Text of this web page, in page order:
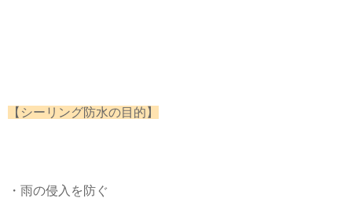
【シーリング防水の目的】
・雨の侵入を防ぐ